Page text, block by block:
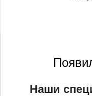
Наши